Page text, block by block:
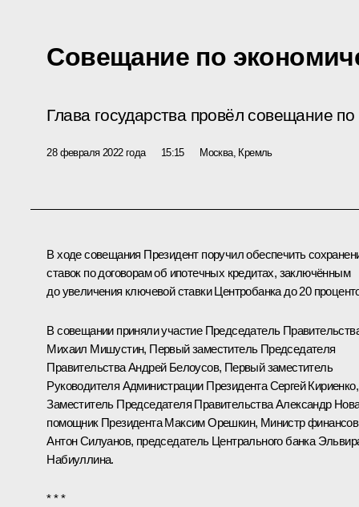
Совещание по
Глава государства провёл совещание
28 февраля 2022 года 15:15 Москва, Кремль
В ходе совещания Президент поручил обеспечить
ставок по договорам об ипотечных кредитах, заключённым
до увеличения ключевой ставки Центробанка до 20
В совещании приняли участие Председатель
Михаил Мишустин, Первый заместитель Председателя
ПравительстваАндрей Белоусов, Первый заместитель
Руководителя Администрации ПрезидентаСергей Кириенко,
Заместитель Председателя ПравительстваАлександр
помощник ПрезидентаМаксим Орешкин, Министр финансов
Антон Силуанов, председатель Центрального банка
Набиуллина.
* * *